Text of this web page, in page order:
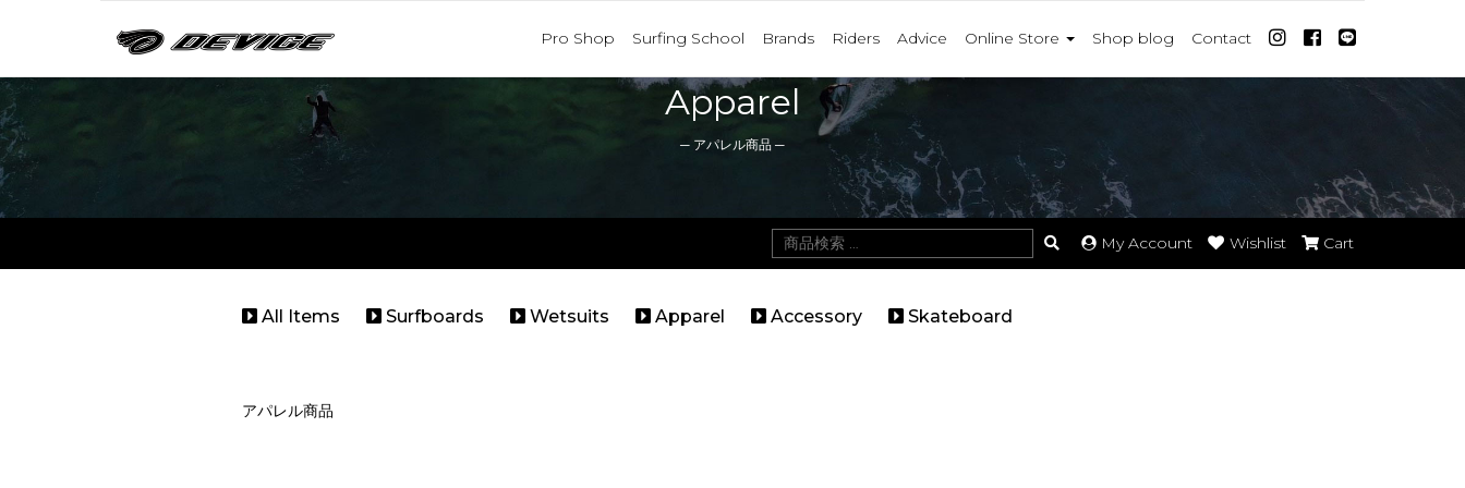
Pro Shop Surfing School Brands Riders Advice Online Store Shop blog Contact
Apparel
─ アパレル商品 ─
検
索
象:
My Account Wishlist Cart
All Items Surfboards Wetsuits Apparel Accessory Skateboard
アパレル商品